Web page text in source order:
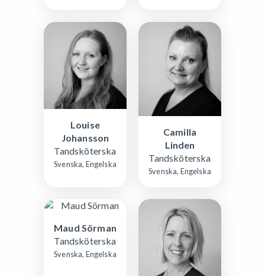
Louise
Johansson
Tandsköterska
Svenska, Engelska
Camilla
Linden
Tandsköterska
Svenska, Engelska
Maud Sörman
Tandsköterska
Svenska, Engelska